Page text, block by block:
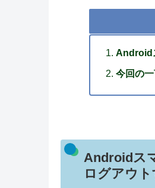
Android
今回の一
Androidス
ログアウト